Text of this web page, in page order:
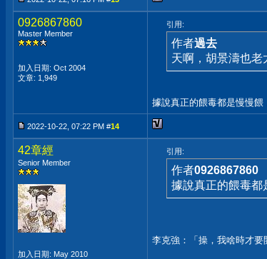
0926867860
Master Member
加入日期: Oct 2004
文章: 1,949
引用:
作者過去
天啊，胡景濤也老
據說真正的餵毒都是慢慢餵
2022-10-22, 07:22 PM #14
42章經
Senior Member
加入日期: May 2010
引用:
作者0926867860
據說真正的餵毒都
李克強：「操，我啥時才要